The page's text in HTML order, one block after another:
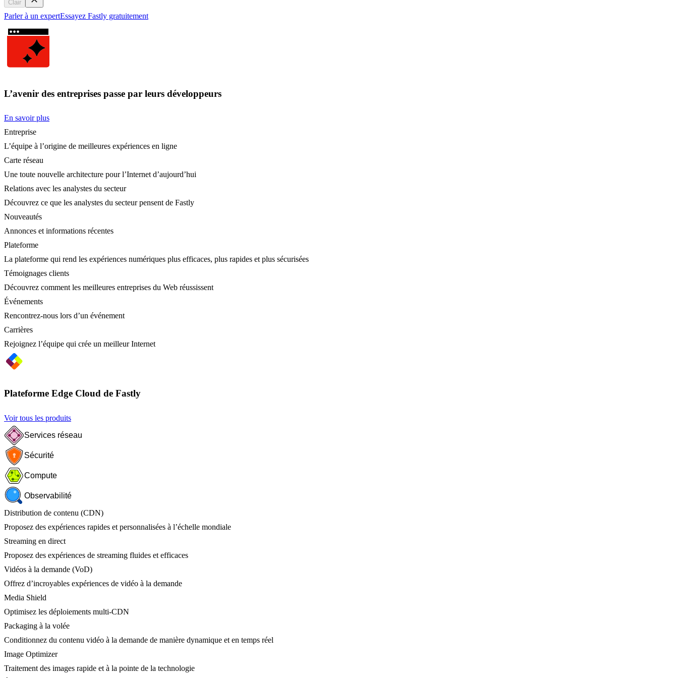
Clair
Parler à un expertEssayez Fastly gratuitement
L’avenir des entreprises passe par leurs développeurs
En savoir plus
Entreprise
L’équipe à l’origine de meilleures expériences en ligne
Carte réseau
Une toute nouvelle architecture pour l’Internet d’aujourd’hui
Relations avec les analystes du secteur
Découvrez ce que les analystes du secteur pensent de Fastly
Nouveautés
Annonces et informations récentes
Plateforme
La plateforme qui rend les expériences numériques plus efficaces, plus rapides et plus sécurisées
Témoignages clients
Découvrez comment les meilleures entreprises du Web réussissent
Événements
Rencontrez-nous lors d’un événement
Carrières
Rejoignez l’équipe qui crée un meilleur Internet
Plateforme Edge Cloud de Fastly
Voir tous les produits
Services réseau
Sécurité
Compute
Observabilité
Distribution de contenu (CDN)
Proposez des expériences rapides et personnalisées à l’échelle mondiale
Streaming en direct
Proposez des expériences de streaming fluides et efficaces
Vidéos à la demande (VoD)
Offrez d’incroyables expériences de vidéo à la demande
Media Shield
Optimisez les déploiements multi-CDN
Packaging à la volée
Conditionnez du contenu vidéo à la demande de manière dynamique et en temps réel
Image Optimizer
Traitement des images rapide et à la pointe de la technologie